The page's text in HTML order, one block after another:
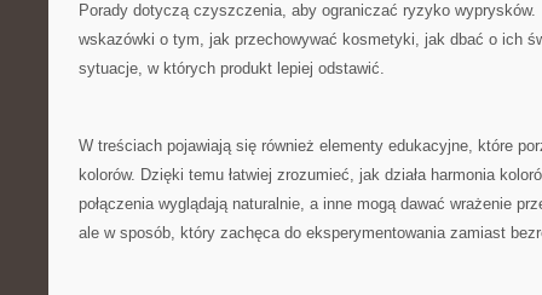
Porady dotyczą czyszczenia, aby ograniczać ryzyko
wskazówki o tym, jak przechowywać kosmetyki, jak dbać o ich
sytuacje, w których produkt lepiej odstawić.
W treściach pojawiają się również elementy edukacyjne, które
kolorów. Dzięki temu łatwiej zrozumieć, jak działa harmonia
połączenia wyglądają naturalnie, a inne mogą dawać wrażenie
ale w sposób, który zachęca do eksperymentowania zamiast